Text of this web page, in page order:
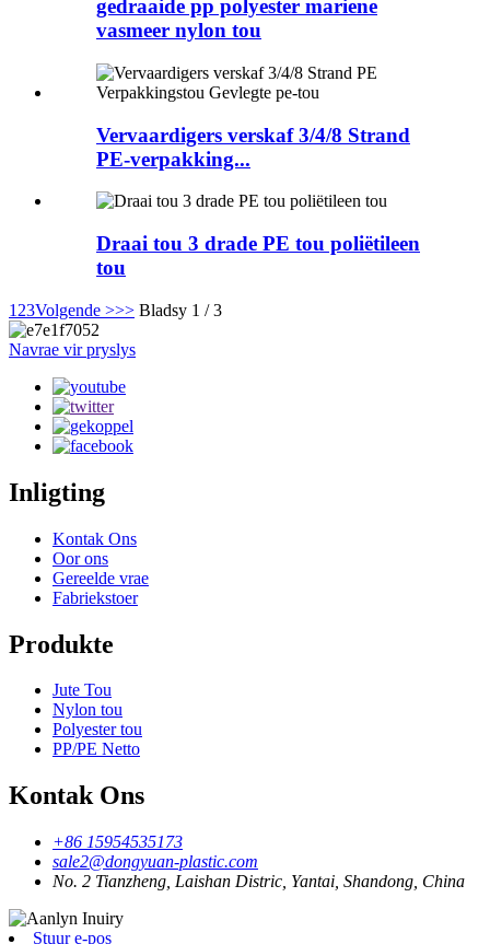
gedraaide pp polyester mariene
vasmeer nylon tou
Vervaardigers verskaf 3/4/8 Strand
PE-verpakking...
Draai tou 3 drade PE tou poliëtileen
tou
1 23Volgende >>> Bladsy 1 / 3
Navrae vir pryslys
Inligting
Kontak Ons
Oor ons
Gereelde vrae
Fabriekstoer
Produkte
Jute Tou
Nylon tou
Polyester tou
PP/PE Netto
Kontak Ons
+86 15954535173
sale2@dongyuan-plastic.com
No. 2 Tianzheng, Laishan Distric, Yantai, Shandong, China
Stuur e-pos